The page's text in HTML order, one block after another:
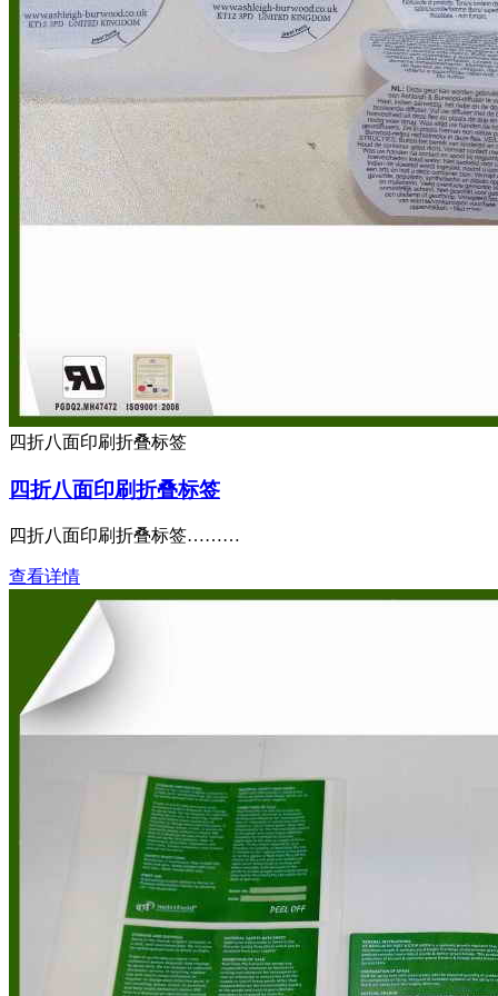
四折八面印刷折叠标签
四折八面印刷折叠标签
四折八面印刷折叠标签………
查看详情